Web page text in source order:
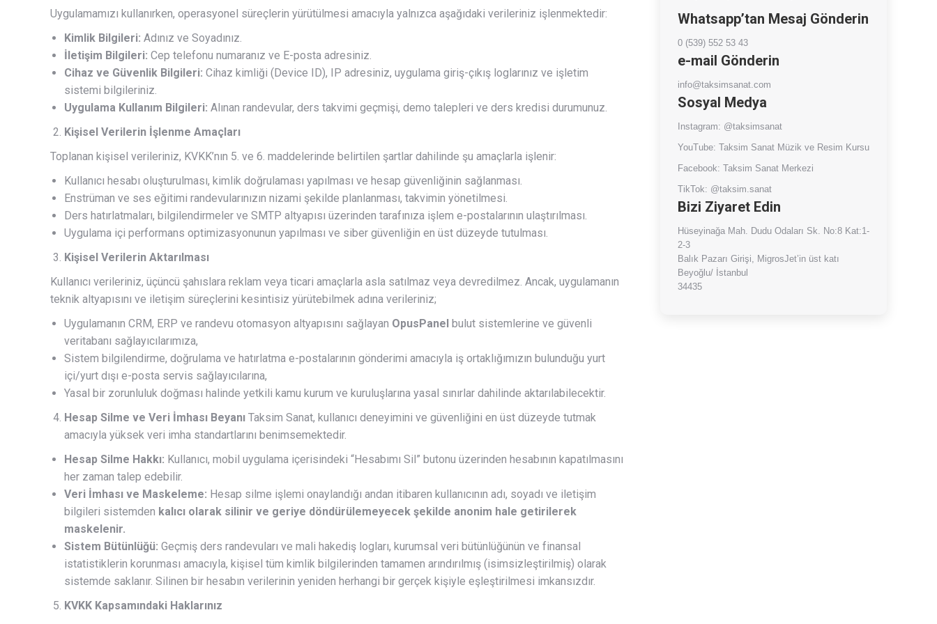
Uygulamamızı kullanırken, operasyonel süreçlerin yürütülmesi amacıyla yalnızca aşağıdaki verileriniz işlenmektedir:
Kimlik Bilgileri: Adınız ve Soyadınız.
İletişim Bilgileri: Cep telefonu numaranız ve E-posta adresiniz.
Cihaz ve Güvenlik Bilgileri: Cihaz kimliği (Device ID), IP adresiniz, uygulama giriş-çıkış loglarınız ve işletim
sistemi bilgileriniz.
Uygulama Kullanım Bilgileri: Alınan randevular, ders takvimi geçmişi, demo talepleri ve ders kredisi durumunuz.
Kişisel Verilerin İşlenme Amaçları
Toplanan kişisel verileriniz, KVKK’nın 5. ve 6. maddelerinde belirtilen şartlar dahilinde şu amaçlarla işlenir:
Kullanıcı hesabı oluşturulması, kimlik doğrulaması yapılması ve hesap güvenliğinin sağlanması.
Enstrüman ve ses eğitimi randevularınızın nizami şekilde planlanması, takvimin yönetilmesi.
Ders hatırlatmaları, bilgilendirmeler ve SMTP altyapısı üzerinden tarafınıza işlem e-postalarının ulaştırılması.
Uygulama içi performans optimizasyonunun yapılması ve siber güvenliğin en üst düzeyde tutulması.
Kişisel Verilerin Aktarılması
Kullanıcı verileriniz, üçüncü şahıslara reklam veya ticari amaçlarla asla satılmaz veya devredilmez. Ancak, uygulamanın
teknik altyapısını ve iletişim süreçlerini kesintisiz yürütebilmek adına verileriniz;
Uygulamanın CRM, ERP ve randevu otomasyon altyapısını sağlayan OpusPanel bulut sistemlerine ve güvenli
veritabanı sağlayıcılarımıza,
Sistem bilgilendirme, doğrulama ve hatırlatma e-postalarının gönderimi amacıyla iş ortaklığımızın bulunduğu yurt
içi/yurt dışı e-posta servis sağlayıcılarına,
Yasal bir zorunluluk doğması halinde yetkili kamu kurum ve kuruluşlarına yasal sınırlar dahilinde aktarılabilecektir.
Hesap Silme ve Veri İmhası Beyanı Taksim Sanat, kullanıcı deneyimini ve güvenliğini en üst düzeyde tutmak
amacıyla yüksek veri imha standartlarını benimsemektedir.
Hesap Silme Hakkı: Kullanıcı, mobil uygulama içerisindeki “Hesabımı Sil” butonu üzerinden hesabının kapatılmasını
her zaman talep edebilir.
Veri İmhası ve Maskeleme: Hesap silme işlemi onaylandığı andan itibaren kullanıcının adı, soyadı ve iletişim
bilgileri sistemden kalıcı olarak silinir ve geriye döndürülemeyecek şekilde anonim hale getirilerek
maskelenir.
Sistem Bütünlüğü: Geçmiş ders randevuları ve mali hakediş logları, kurumsal veri bütünlüğünün ve finansal
istatistiklerin korunması amacıyla, kişisel tüm kimlik bilgilerinden tamamen arındırılmış (isimsizleştirilmiş) olarak
sistemde saklanır. Silinen bir hesabın verilerinin yeniden herhangi bir gerçek kişiyle eşleştirilmesi imkansızdır.
KVKK Kapsamındaki Haklarınız
Whatsapp’tan Mesaj Gönderin
0 (539) 552 53 43
e-mail Gönderin
info@taksimsanat.com
Sosyal Medya
Instagram: @taksimsanat
YouTube: Taksim Sanat Müzik ve Resim Kursu
Facebook: Taksim Sanat Merkezi
TikTok: @taksim.sanat
Bizi Ziyaret Edin
Hüseyinağa Mah. Dudu Odaları Sk. No:8 Kat:1-
2-3
Balık Pazarı Girişi, MigrosJet’in üst katı
Beyoğlu/ İstanbul
34435